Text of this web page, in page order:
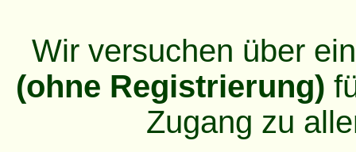
Wir versuchen über
(ohne Registrierung)
Zugang zu